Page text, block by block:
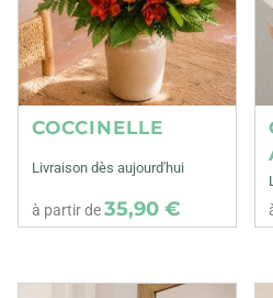
COCCINELLE
Livraison dès aujourd'hui
à partir de35,90 €